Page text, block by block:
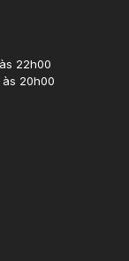
22h00
às 20h00